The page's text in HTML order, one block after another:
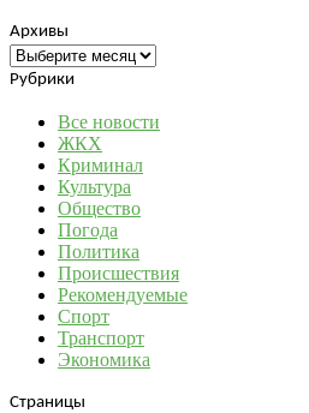
Архивы
Архивы
Рубрики
Все новости
ЖКХ
Криминал
Культура
Общество
Погода
Политика
Происшествия
Рекомендуемые
Спорт
Транспорт
Экономика
Страницы